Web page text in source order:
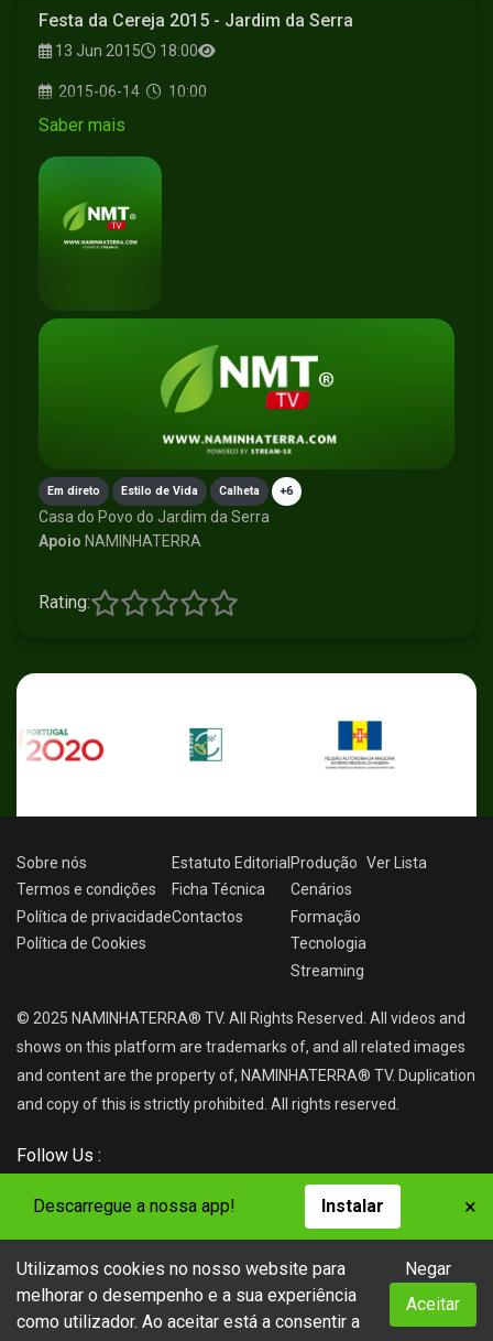
Festa da Cereja 2015 - Jardim da Serra
13 Jun 2015 18:00
2015-06-14 10:00
Saber mais
Em direto Estilo de Vida Calheta +6
Casa do Povo do Jardim da Serra
Apoio NAMINHATERRA
Rating:
Utilizamos cookies no nosso website para
melhorar o desempenho e a sua experiência
como utilizador. Ao aceitar está a consentir a
Negar
Aceitar
Sobre nós
Termos e condições
Política de privacidade
Política de Cookies
Estatuto Editorial
Ficha Técnica
Contactos
Produção
Cenários
Formação
Tecnologia
Streaming
Ver Lista
© 2025 NAMINHATERRA® TV. All Rights Reserved. All videos and
shows on this platform are trademarks of, and all related images
and content are the property of, NAMINHATERRA® TV. Duplication
and copy of this is strictly prohibited. All rights reserved.
Follow Us :
NAMINHATERRA® TV
Descarregue a nossa app! Instalar ×